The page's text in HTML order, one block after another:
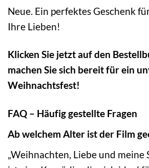
Neue. Ein perfektes Geschenk
Ihre Lieben!
Klicken Sie jetzt auf den
machen Sie sich bereit für ein
Weihnachtsfest!
FAQ – Häufig gestellte Fragen
Ab welchem Alter ist der Film
„Weihnachten, Liebe und meine